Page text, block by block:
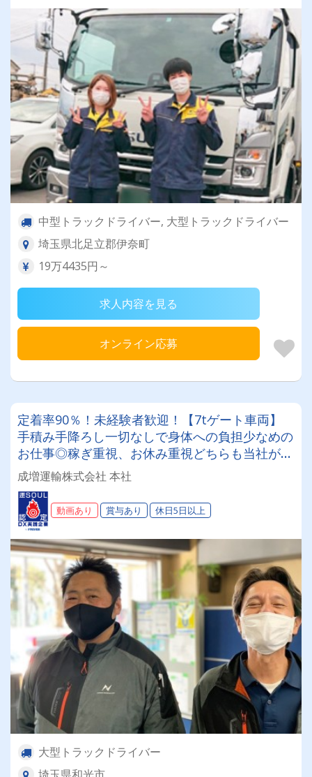
中型トラックドライバー, 大型トラックドライバー
埼玉県北足立郡伊奈町
19万4435円～
求人内容を見る
オンライン応募
定着率90％！未経験者歓迎！【7tゲート車両】
手積み手降ろし一切なしで身体への負担少なめの
お仕事◎稼ぎ重視、お休み重視どちらも当社が叶
えます！
成増運輸株式会社 本社
動画あり 賞与あり 休日5日以上
大型トラックドライバー
埼玉県和光市